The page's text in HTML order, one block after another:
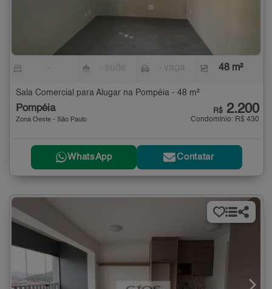
48 m²
Sala Comercial para Alugar na Pompéia - 48 m²
Pompéia
Zona Oeste - São Paulo
R$ 2.200
Condomínio: R$ 430
WhatsApp Contatar